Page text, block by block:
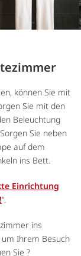
können Sie mit
Sie mit den
Beleuchtung
Sie neben
auf dem
ins Bett.
Einrichtung
“.
ins
Ihrem Besuch
Sie ?